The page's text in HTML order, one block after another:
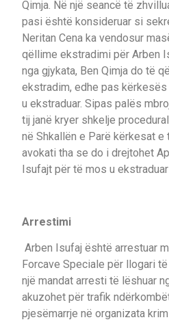
Qimja. Në një seancë të
pasi është konsideruar si
Neritan Cena ka vendosur
qëllime ekstradimi për Arben
nga gjykata, Ben Qimja do të
ekstradim, edhe pas
u ekstraduar. Sipas palës
tij janë kryer shkelje
në Shkallën e Parë kërkesat e
avokati tha se do i drejtohet
Isufajt për të mos u
Arrestimi
Arben Isufaj është arrestuar
Forcave Speciale për llogari
një mandat arresti të lëshuar
akuzohet për trafik
pjesëmarrje në organizata